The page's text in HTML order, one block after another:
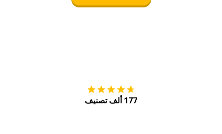
177 ألف تصنيف